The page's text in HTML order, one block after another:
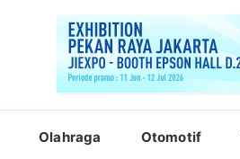
Olahraga Otomotif